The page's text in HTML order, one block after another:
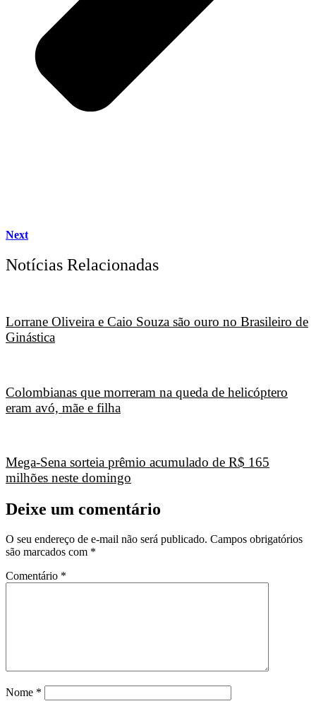
Next
Notícias Relacionadas
Lorrane Oliveira e Caio Souza são ouro no Brasileiro de
Ginástica
Colombianas que morreram na queda de helicóptero
eram avó, mãe e filha
Mega-Sena sorteia prêmio acumulado de R$ 165
milhões neste domingo
Deixe um comentário
O seu endereço de e-mail não será publicado. Campos obrigatórios
são marcados com *
Comentário *
Nome *